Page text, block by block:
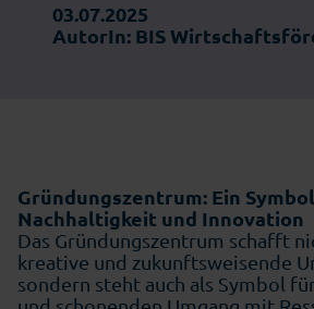
03.07.2025
AutorIn: BIS
Gründungszentrum: Ein
Nachhaltigkeit und Innovation
Das Gründungszentrum schafft
kreative und zukunftsweisende
sondern steht auch als Symbol